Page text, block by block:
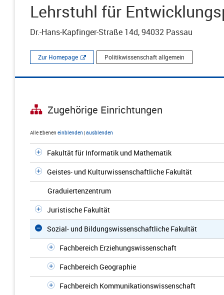
Lehrstuhl für
Dr.-Hans-Kapfinger-Straße 14d, 94032 Passau
Zur Homepage Politikwissenschaft allgemein
Zugehörige Einrichtungen
Alle Ebenen einblenden |ausblenden
Fakultät für Informatik und Mathematik
Geistes- und Kulturwissenschaftliche Fakultät
Graduiertenzentrum
Juristische Fakultät
Sozial- und Bildungswissenschaftliche Fakultät
Fachbereich Erziehungswissenschaft
Fachbereich Geographie
Fachbereich Kommunikationswissenschaft